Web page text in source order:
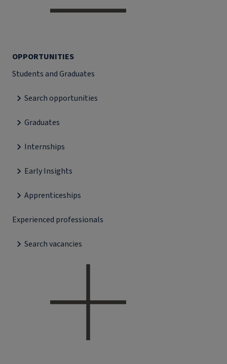
OPPORTUNITIES
Students and Graduates
Search opportunities
Graduates
Internships
Early Insights
Apprenticeships
Experienced professionals
Search vacancies